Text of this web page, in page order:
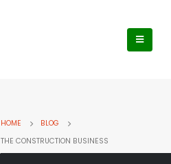
HOME
BLOG
THE CONSTRUCTION BUSINESS